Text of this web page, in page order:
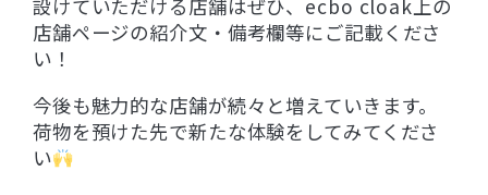
設けていただける店舗はぜひ、ecbo cloak上の
店舗ページの紹介文・備考欄等にご記載くださ
い！
今後も魅力的な店舗が続々と増えていきます。
荷物を預けた先で新たな体験をしてみてくださ
い